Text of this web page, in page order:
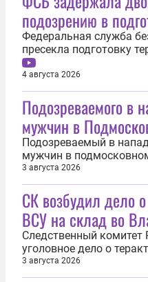
подозрению в
Федеральная служба
пресекла подготовку
планировали двое
украинских спецслужб.
сообщили в Центре
ФСБ России. По данным
задержали двоих
годов...
4 августа 2026
Подозреваемого в
мужчин в
Подозреваемый в
мужчин в
задержан. Об этом 3
по Московской
что установить
в кратчайшие сроки.
житель 1977 года
3 августа 2026
СК возбудил дело о
ВСУ на склад во
Следственный комитет
уголовное дело о
армии на склад во
этом 3 августа
3 августа 2026